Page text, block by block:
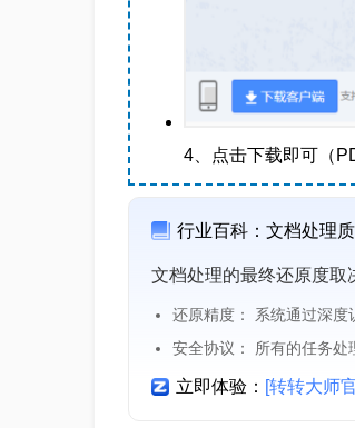
4、点击下载即可（
行业百科：文档处理
文档处理的最终还原度取
还原精度： 系统通过深度
安全协议： 所有的任务处
立即体验： [转转大师